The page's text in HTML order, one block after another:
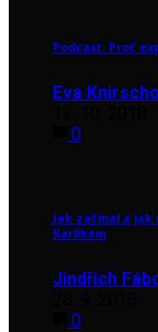
Podcast: Proč
Eva
0
Jak začínal a jak
Karlíkem
Jindřich
0